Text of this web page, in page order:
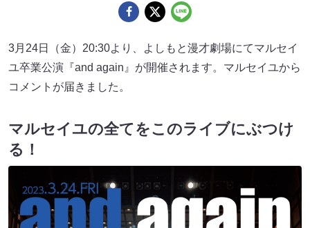
3月24日（金）20:30より、よしもと漫才劇場にてマルセイ
ユ卒業公演『and again』が開催されます。マルセイユから
コメントが届きました。
マルセイユの全てをこのライブにぶつけ
る！